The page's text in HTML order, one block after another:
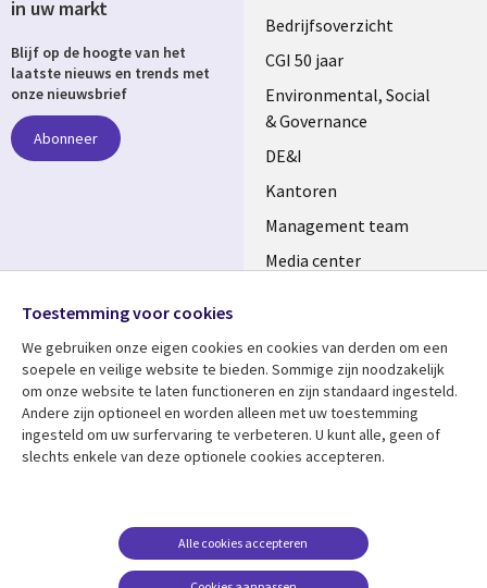
Useful
links
NETHERLANDS
Bedrijfsoverzicht
CGI 50 jaar
Environmental, Social
& Governance
DE&I
Kantoren
Management team
Media center
Bekijk meer
Library
NETHERLANDS
Artikelen
Evenementen
Support
Legal
Disclaimer
Cookie management
in uw markt
Blijf op de hoogte van het
laatste nieuws en trends met
onze nieuwsbrief
Abonneer
Media
NETHERLANDS
Toestemming voor cookies
We gebruiken onze eigen cookies en cookies van derden om een ​​
soepele en veilige website te bieden. Sommige zijn noodzakelijk
om onze website te laten functioneren en zijn standaard ingesteld.
Andere zijn optioneel en worden alleen met uw toestemming
ingesteld om uw surfervaring te verbeteren. U kunt alle, geen of
slechts enkele van deze optionele cookies accepteren.
Alle cookies accepteren